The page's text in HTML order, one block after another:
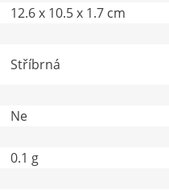
12.6 x 10.5 x 1.7 cm
Stříbrná
Ne
0.1 g